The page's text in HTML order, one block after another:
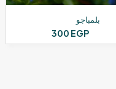
بلمباجو
300 EGP